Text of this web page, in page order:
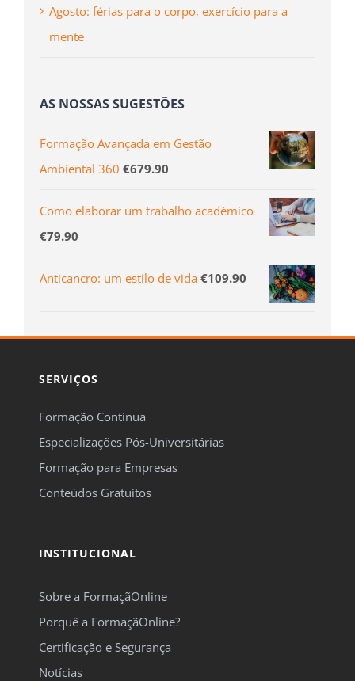
Agosto: férias para o corpo, exercício para a
mente
AS NOSSAS SUGESTÕES
Formação Avançada em Gestão
Ambiental 360 €679.90
Como elaborar um trabalho académico
€79.90
Anticancro: um estilo de vida €109.90
SERVIÇOS
Formação Contínua
Especializações Pós-Universitárias
Formação para Empresas
Conteúdos Gratuitos
INSTITUCIONAL
Sobre a FormaçãOnline
Porquê a FormaçãOnline?
Certificação e Segurança
Notícias